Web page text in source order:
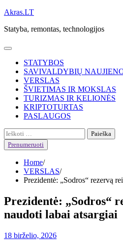
Skip
content
Akras.LT
Statyba, remontas, technologijos
STATYBOS
SAVIVALDYBIŲ
VERSLAS
ŠVIETIMAS IR MOKSLAS
TURIZMAS IR KELIONĖS
KRIPTOTURTAS
PASLAUGOS
Ieškoti:
Prenumeruoti
Home
VERSLAS
Prezidentė: „Sodros“ rezervą
Prezidentė: „Sodros“
naudoti labai atsargiai
18 birželio, 2026